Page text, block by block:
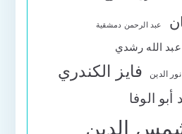
عبد الرحمن دمشقية
عبد الله رشدي
الدين فايز الكندري
الوفا
الدين